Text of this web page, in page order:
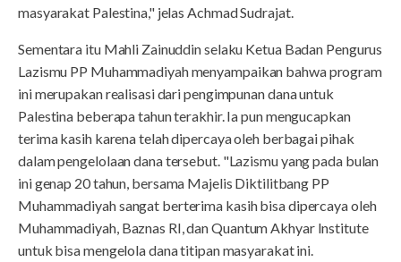
masyarakat Palestina," jelas Achmad Sudrajat.
Sementara itu Mahli Zainuddin selaku Ketua Badan Pengurus
Lazismu PP Muhammadiyah menyampaikan bahwa program
ini merupakan realisasi dari pengimpunan dana untuk
Palestina beberapa tahun terakhir. Ia pun mengucapkan
terima kasih karena telah dipercaya oleh berbagai pihak
dalam pengelolaan dana tersebut. "Lazismu yang pada bulan
ini genap 20 tahun, bersama Majelis Diktilitbang PP
Muhammadiyah sangat berterima kasih bisa dipercaya oleh
Muhammadiyah, Baznas RI, dan Quantum Akhyar Institute
untuk bisa mengelola dana titipan masyarakat ini.